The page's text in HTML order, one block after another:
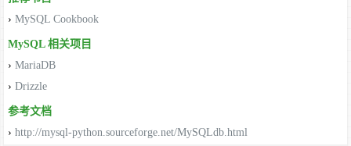
› MySQL Cookbook
MySQL 相关项目
› MariaDB
› Drizzle
参考文档
› http://mysql-python.sourceforge.net/MySQLdb.html